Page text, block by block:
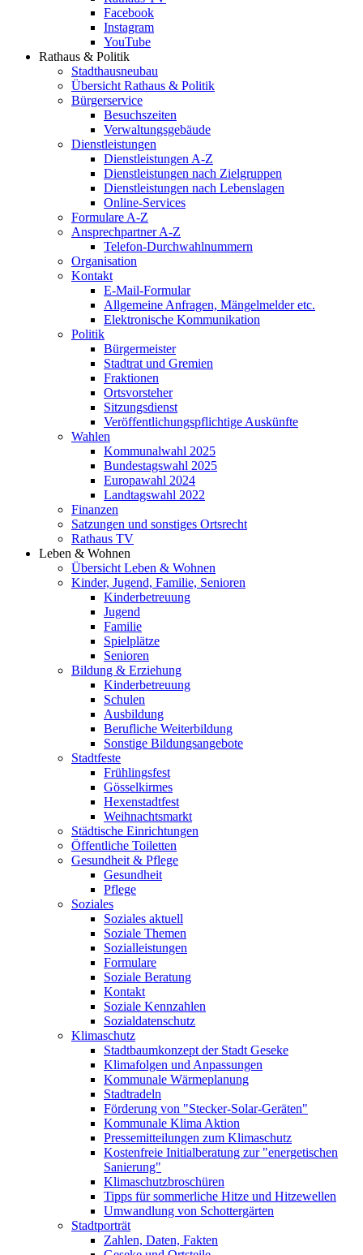
Facebook
Instagram
YouTube
Rathaus & Politik
Stadthausneubau
Übersicht Rathaus & Politik
Bürgerservice
Besuchszeiten
Verwaltungsgebäude
Dienstleistungen
Dienstleistungen A-Z
Dienstleistungen nach Zielgruppen
Dienstleistungen nach Lebenslagen
Online-Services
Formulare A-Z
Ansprechpartner A-Z
Telefon-Durchwahlnummern
Organisation
Kontakt
E-Mail-Formular
Allgemeine Anfragen, Mängelmelder etc.
Elektronische Kommunikation
Politik
Bürgermeister
Stadtrat und Gremien
Fraktionen
Ortsvorsteher
Sitzungsdienst
Veröffentlichungspflichtige Auskünfte
Wahlen
Kommunalwahl 2025
Bundestagswahl 2025
Europawahl 2024
Landtagswahl 2022
Finanzen
Satzungen und sonstiges Ortsrecht
Rathaus TV
Leben & Wohnen
Übersicht Leben & Wohnen
Kinder, Jugend, Familie, Senioren
Kinderbetreuung
Jugend
Familie
Spielplätze
Senioren
Bildung & Erziehung
Kinderbetreuung
Schulen
Ausbildung
Berufliche Weiterbildung
Sonstige Bildungsangebote
Stadtfeste
Frühlingsfest
Gösselkirmes
Hexenstadtfest
Weihnachtsmarkt
Städtische Einrichtungen
Öffentliche Toiletten
Gesundheit & Pflege
Gesundheit
Pflege
Soziales
Soziales aktuell
Soziale Themen
Sozialleistungen
Formulare
Soziale Beratung
Kontakt
Soziale Kennzahlen
Sozialdatenschutz
Klimaschutz
Stadtbaumkonzept der Stadt Geseke
Klimafolgen und Anpassungen
Kommunale Wärmeplanung
Stadtradeln
Förderung von "Stecker-Solar-Geräten"
Kommunale Klima Aktion
Pressemitteilungen zum Klimaschutz
Kostenfreie Initialberatung zur "energetischen
Sanierung"
Klimaschutzbroschüren
Tipps für sommerliche Hitze und Hitzewellen
Umwandlung von Schottergärten
Stadtporträt
Zahlen, Daten, Fakten